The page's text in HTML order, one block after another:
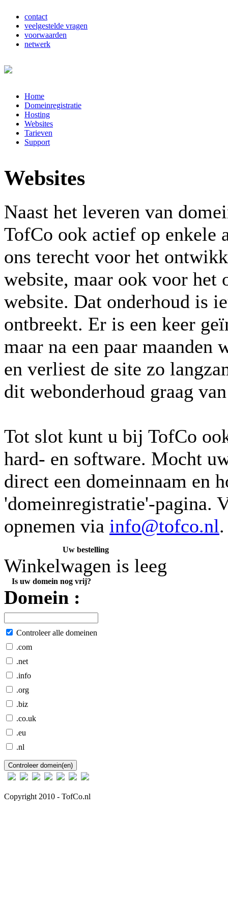
contact
veelgestelde vragen
voorwaarden
netwerk
Home
Domeinregistratie
Hosting
Websites
Tarieven
Support
Websites
Naast het leveren van
TofCo ook actief op enkele
ons terecht voor het
website, maar ook voor het
website. Dat onderhoud is
ontbreekt. Er is een keer
maar na een paar maanden
en verliest de site zo
dit webonderhoud graag
Tot slot kunt u bij TofCo
hard- en software. Mocht
direct een domeinnaam en
'domeinregistratie'-pagina.
opnemen via info@tofco.nl.
Uw bestelling
Winkelwagen is leeg
Is uw domein nog vrij?
Domein :
Controleer alle domeinen
.com
.net
.info
.org
.biz
.co.uk
.eu
.nl
Copyright 2010 - TofCo.nl